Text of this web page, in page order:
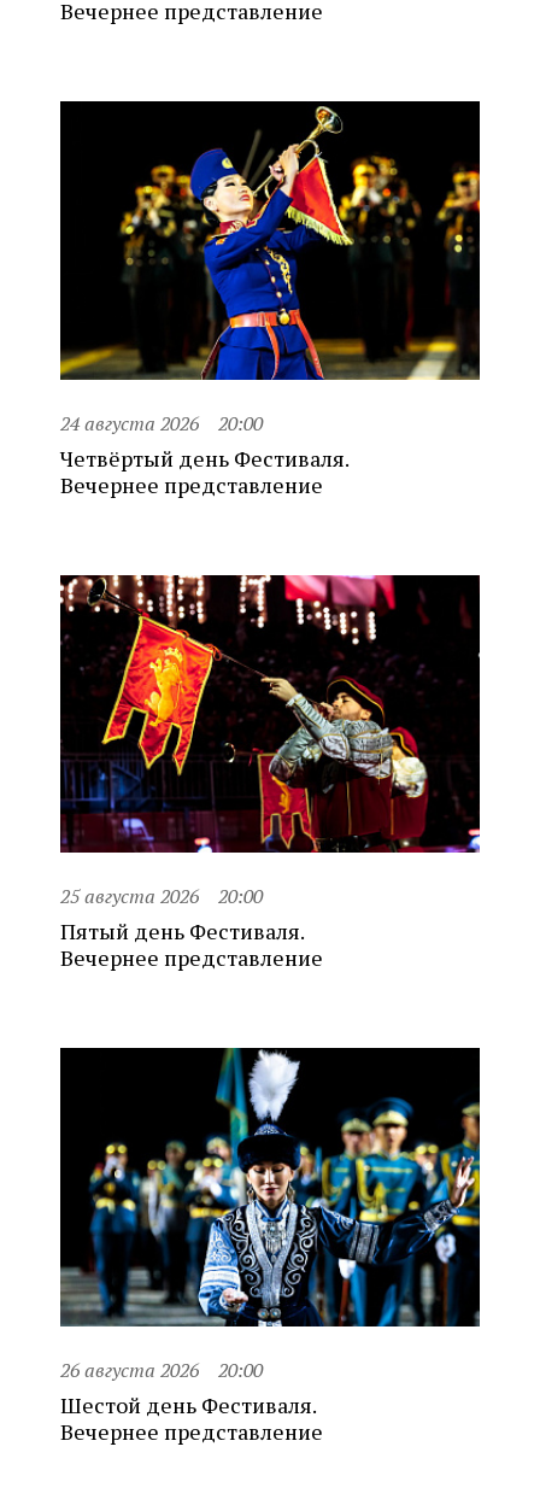
Вечернее представление
24 августа 2026 20:00
Четвёртый день Фестиваля.
Вечернее представление
25 августа 2026 20:00
Пятый день Фестиваля.
Вечернее представление
26 августа 2026 20:00
Шестой день Фестиваля.
Вечернее представление